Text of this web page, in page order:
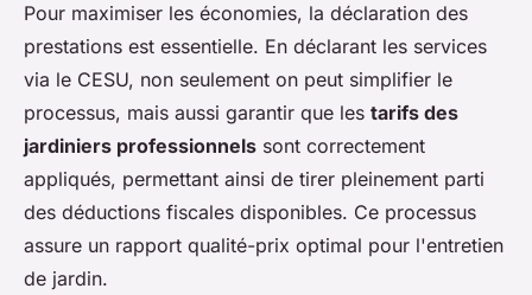
Pour maximiser les économies, la déclaration des
prestations est essentielle. En déclarant les services
via le CESU, non seulement on peut simplifier le
processus, mais aussi garantir que les tarifs des
jardiniers professionnels sont correctement
appliqués, permettant ainsi de tirer pleinement parti
des déductions fiscales disponibles. Ce processus
assure un rapport qualité-prix optimal pour l'entretien
de jardin.